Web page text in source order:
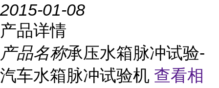
2015-01-08
产品详情
产品名称承压水箱脉冲试验-
汽车水箱脉冲试验机 查看相